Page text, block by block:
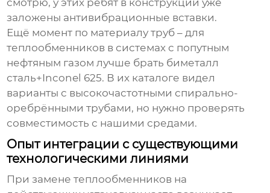
смотрю, у этих ребят в конструкции уже
заложены антивибрационные вставки.
Ещё момент по материалу труб – для
теплообменников в системах с попутным
нефтяным газом лучше брать биметалл
сталь+Inconel 625. В их каталоге видел
варианты с высокочастотными спирально-
оребрёнными трубами, но нужно проверять
совместимость с нашими средами.
Опыт интеграции с существующими
технологическими линиями
При замене теплообменников на